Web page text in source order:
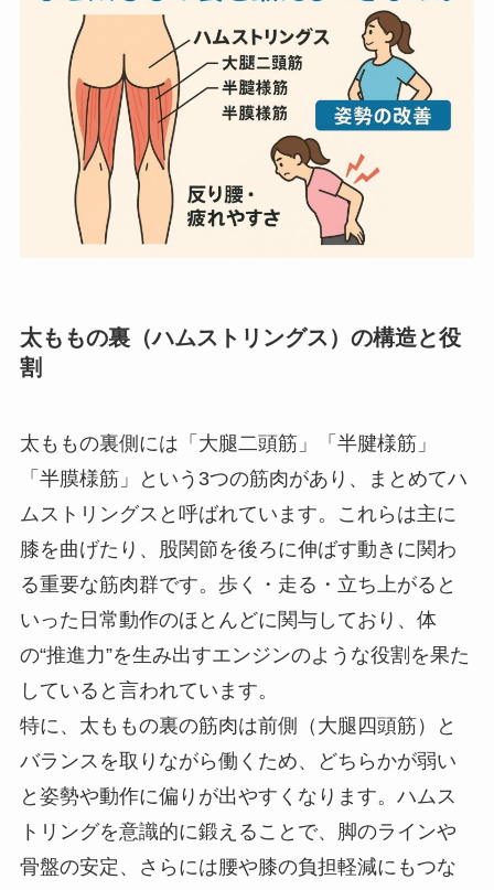
太ももの裏（ハムストリングス）の構造と役
割
太ももの裏側には「大腿二頭筋」「半腱様筋」
「半膜様筋」という3つの筋肉があり、まとめてハ
ムストリングスと呼ばれています。これらは主に
膝を曲げたり、股関節を後ろに伸ばす動きに関わ
る重要な筋肉群です。歩く・走る・立ち上がると
いった日常動作のほとんどに関与しており、体
の“推進力”を生み出すエンジンのような役割を果た
していると言われています。
特に、太ももの裏の筋肉は前側（大腿四頭筋）と
バランスを取りながら働くため、どちらかが弱い
と姿勢や動作に偏りが出やすくなります。ハムス
トリングを意識的に鍛えることで、脚のラインや
骨盤の安定、さらには腰や膝の負担軽減にもつな